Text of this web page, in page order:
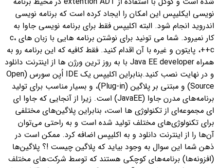
نویسی ایکلیپس این امکان را ایجاد کرده است که برنامه نویسی
اندروید انجام شود. البته اکلیپس فقط برای برنامه نویسی جاوا به
کار نمیرود. شما می تونید برای نوشتن برنامه هایی با زبان های c،
c++، پایتون و غیره با آن اقدام کنید. فقط کافیه که این برنامه رو به
همراه Java EE developer با به روز ترین ورژن ها از اینترنت دانلود
و در نهایت نصب کنید.
بنابراین اکلیپس یک IDE اُپن سورس (Open
Source) و مبتنی بر پلاگین (Plug-in)، و بسیار مناسب برای تولید
برنامه‌های مدرن جاوا (JavaEE) است. زیرا از آنجایی که جاوا ای
ای مجموعه‌ای از تکنولوژی ها است، بنابراین پلاگین‌های مختلفی
برای تکنولوژی‌های مختلف تولید شده است و به راحتی می‌توان
آن‌ها را از اینترنت دانلود و به اکلیپس اضافه کرد. ممکن است در
ذهن شما این سوال به ‌وجود بیاید که پلاگین چیست !؟ پلاگین‌ها
(افزونه‌ها) برنامه‌های کوچکی هستند که توسط شرکت‌های مختلف